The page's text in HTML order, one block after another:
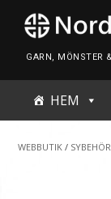
content
GARN, MÖNSTER
HEM
WEBBUTIK / SYBEHÖR